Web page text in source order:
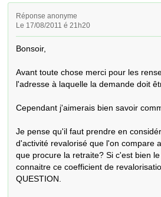
Réponse anonyme
Le 17/08/2011 é 21h20
Bonsoir,
Avant toute chose merci pour les
l'adresse à laquelle la demande doit
Cependant j'aimerais bien savoir
Je pense qu'il faut prendre en
d'activité revalorisé que l'on compare
que procure la retraite? Si c'est bien
connaitre ce coefficient de
QUESTION.